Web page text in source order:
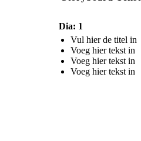
Dia: 1
Vul hier de titel in
Voeg hier tekst in
Voeg hier tekst in
Voeg hier tekst in